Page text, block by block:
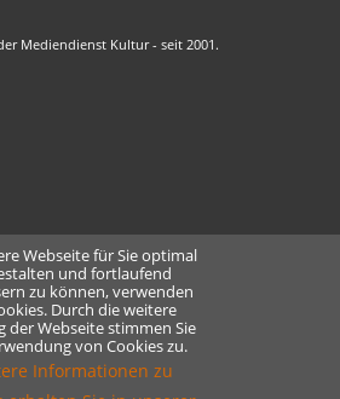
Mediendienst Kultur - seit 2001.
Webseite für Sie optimal
und fortlaufend
zu können, verwenden
Durch die weitere
der Webseite stimmen Sie
von Cookies zu.
Informationen zu